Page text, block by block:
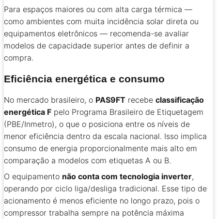
Para espaços maiores ou com alta carga térmica —
como ambientes com muita incidência solar direta ou
equipamentos eletrônicos — recomenda-se avaliar
modelos de capacidade superior antes de definir a
compra.
Eficiência energética e consumo
No mercado brasileiro, o PAS9FT recebe classificação
energética F pelo Programa Brasileiro de Etiquetagem
(PBE/Inmetro), o que o posiciona entre os níveis de
menor eficiência dentro da escala nacional. Isso implica
consumo de energia proporcionalmente mais alto em
comparação a modelos com etiquetas A ou B.
O equipamento não conta com tecnologia inverter,
operando por ciclo liga/desliga tradicional. Esse tipo de
acionamento é menos eficiente no longo prazo, pois o
compressor trabalha sempre na potência máxima